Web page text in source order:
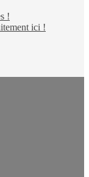
!
ici !